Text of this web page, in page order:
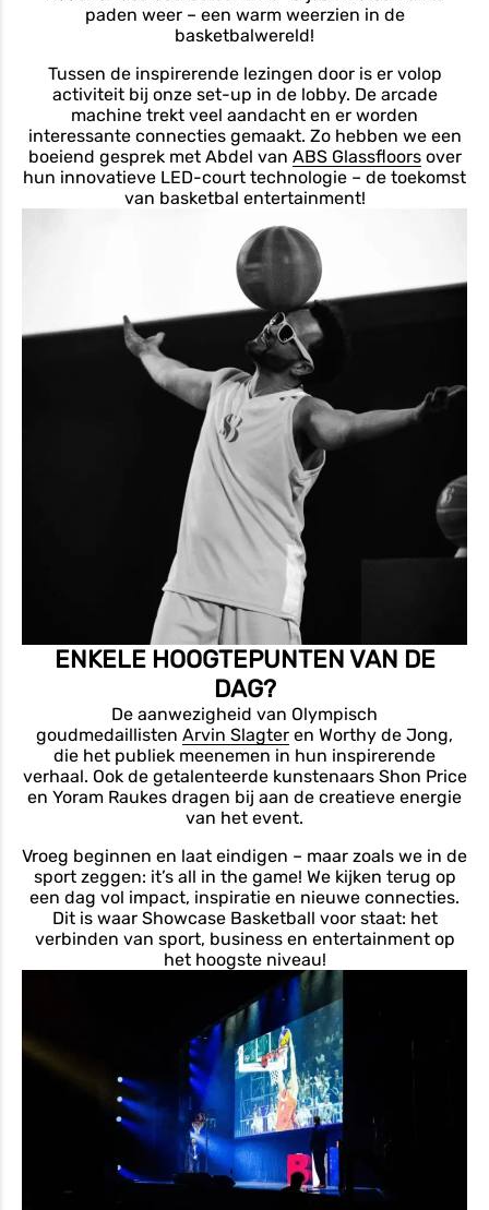
paden weer – een warm weerzien in de
basketbalwereld!
Tussen de inspirerende lezingen door is er volop
activiteit bij onze set-up in de lobby. De arcade
machine trekt veel aandacht en er worden
interessante connecties gemaakt. Zo hebben we een
boeiend gesprek met Abdel van ABS Glassfloorsover
hun innovatieve LED-court technologie – de toekomst
van basketbal entertainment!
ENKELE HOOGTEPUNTEN VAN DE
DAG?
De aanwezigheid van Olympisch
goudmedaillisten Arvin Slagter en Worthy de Jong,
die het publiek meenemen in hun inspirerende
verhaal. Ook de getalenteerde kunstenaars Shon Price
en Yoram Raukes dragen bij aan de creatieve energie
van het event.
Vroeg beginnen en laat eindigen – maar zoals we in de
sport zeggen: it’s all in the game! We kijken terug op
een dag vol impact, inspiratie en nieuwe connecties.
Dit is waar Showcase Basketball voor staat: het
verbinden van sport, business en entertainment op
het hoogste niveau!